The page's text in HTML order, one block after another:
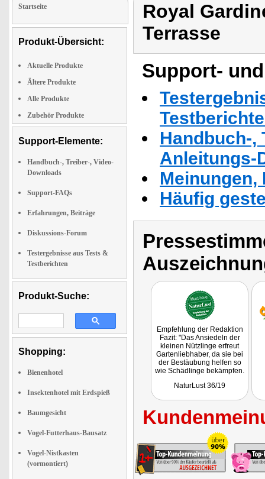
Startseite
Produkt-Übersicht:
Aktuelle Produkte
Ältere Produkte
Alle Produkte
Zubehör Produkte
Support-Elemente:
Handbuch-, Treiber-, Video-
Downloads
Support-FAQs
Erfahrungen, Beiträge
Diskussions-Forum
Testergebnisse aus Tests &
Testberichten
Produkt-Suche:
Shopping:
Bienenhotel
Insektenhotel mit Erdspieß
Baumgesicht
Vogel-Futterhaus-Bausatz
Vogel-Nistkasten
(vormontiert)
Royal
Terrasse
Support-
Handbuch-,
Anleitungs-
Häufig
Empfehlung der Redaktion
Fazit: "Das Ansiedeln der
kleinen Nützlinge erfreut
Gartenliebhaber, da sie bei
der Bestäubung helfen so
wie Schädlinge bekämpfen.
Umweltnutzen zugleich -
NaturLust 36/19